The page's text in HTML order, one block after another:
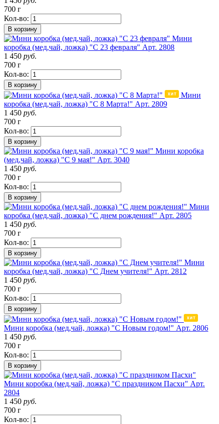
700 г
Кол-во:
В корзину
Мини
коробка (мед,чай, ложка) "С 23 февраля" Арт. 2808
1 450 руб.
700 г
Кол-во:
В корзину
Мини
коробка (мед,чай, ложка) "С 8 Марта!" Арт. 2809
1 450 руб.
700 г
Кол-во:
В корзину
Мини коробка
(мед,чай, ложка) "С 9 мая!" Арт. 3040
1 450 руб.
700 г
Кол-во:
В корзину
Мини
коробка (мед,чай, ложка) "С днем рождения!" Арт. 2805
1 450 руб.
700 г
Кол-во:
В корзину
Мини
коробка (мед,чай, ложка) "С Днем учителя!" Арт. 2812
1 450 руб.
700 г
Кол-во:
В корзину
Мини коробка (мед,чай, ложка) "С Новым годом!" Арт. 2806
1 450 руб.
700 г
Кол-во:
В корзину
Мини коробка (мед,чай, ложка) "С праздником Пасхи" Арт.
2804
1 450 руб.
700 г
Кол-во: